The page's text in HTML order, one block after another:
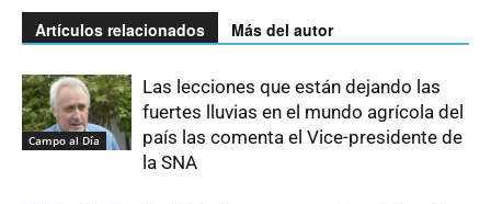
Artículos relacionados Más del autor
Campo al Día
Las lecciones que están dejando las
fuertes lluvias en el mundo agrícola del
país las comenta el Vice-presidente de
la SNA